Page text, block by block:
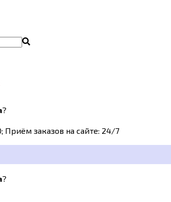
?
Приём заказов на сайте: 24/7
?